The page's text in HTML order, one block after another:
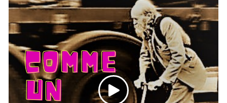
1 Billy Boy - Malikal
2 El Paso del Ebro - Les Motivés
3 Regarde moi - Valjean